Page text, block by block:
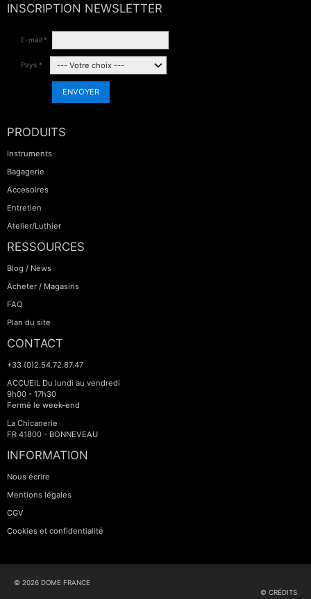
INSCRIPTION NEWSLETTER
E-mail *
Pays *
ENVOYER
PRODUITS
Instruments
Bagagerie
Accesoires
Entretien
Atelier/Luthier
RESSOURCES
Blog / News
Acheter / Magasins
FAQ
Plan du site
CONTACT
+33 (0)2.54.72.87.47
ACCUEIL Du lundi au vendredi
9h00 - 17h30
Fermé le week-end
La Chicanerie
FR 41800 - BONNEVEAU
INFORMATION
Nous écrire
Mentions légales
CGV
Cookies et confidentialité
© 2026 DOME FRANCE
© CRÉDITS